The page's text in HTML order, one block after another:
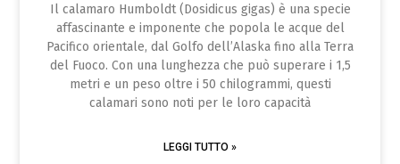
Il calamaro Humboldt (Dosidicus gigas) è una specie
affascinante e imponente che popola le acque del
Pacifico orientale, dal Golfo dell’Alaska fino alla Terra
del Fuoco. Con una lunghezza che può superare i 1,5
metri e un peso oltre i 50 chilogrammi, questi
calamari sono noti per le loro capacità
LEGGI TUTTO »